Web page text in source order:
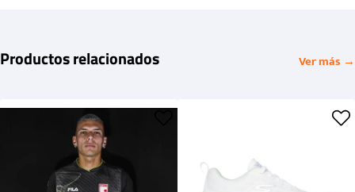
Productos relacionados Ver más →